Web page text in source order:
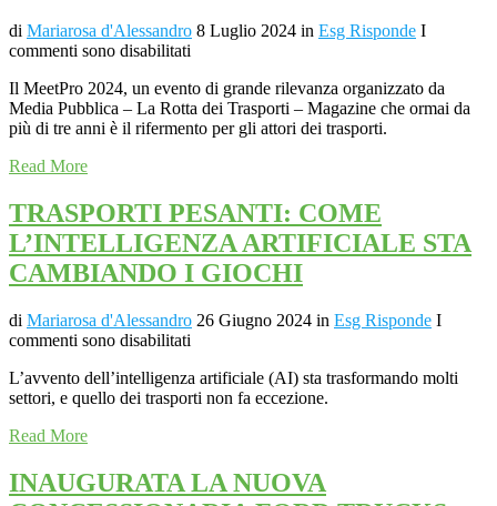
di Mariarosa d'Alessandro 8 Luglio 2024 in Esg Risponde I
commenti sono disabilitati
Il MeetPro 2024, un evento di grande rilevanza organizzato da
Media Pubblica – La Rotta dei Trasporti – Magazine che ormai da
più di tre anni è il rifermento per gli attori dei trasporti.
Read More
TRASPORTI PESANTI: COME
L’INTELLIGENZA ARTIFICIALE STA
CAMBIANDO I GIOCHI
di Mariarosa d'Alessandro 26 Giugno 2024 in Esg Risponde I
commenti sono disabilitati
L’avvento dell’intelligenza artificiale (AI) sta trasformando molti
settori, e quello dei trasporti non fa eccezione.
Read More
INAUGURATA LA NUOVA